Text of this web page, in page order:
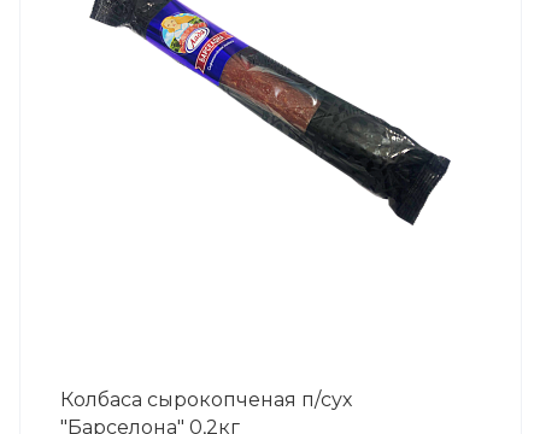
Колбаса сырокопченая п/сух
"Барселона" 0,2кг